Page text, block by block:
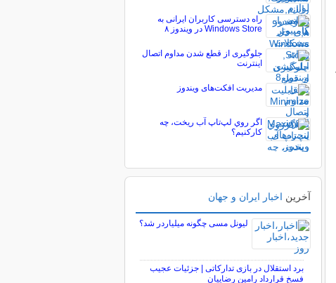
راه دسترسی کاربران ایرانی به
Windows Store در ویندوز ۸
جلوگیری از قطع شدن مداوم اتصال
اینترنت
مدیریت افکت‌های ویندوز
اگر روي لپ‌تاپ آب ريخت، چه
کارکنيم؟
آخرین اخبار ایران و جهان
لیونل مسی چگونه میلیاردر شد؟
برد استقلال در بازی تدارکاتی | جزئیات عجیب
فسخ قرارداد رامین رضاییان